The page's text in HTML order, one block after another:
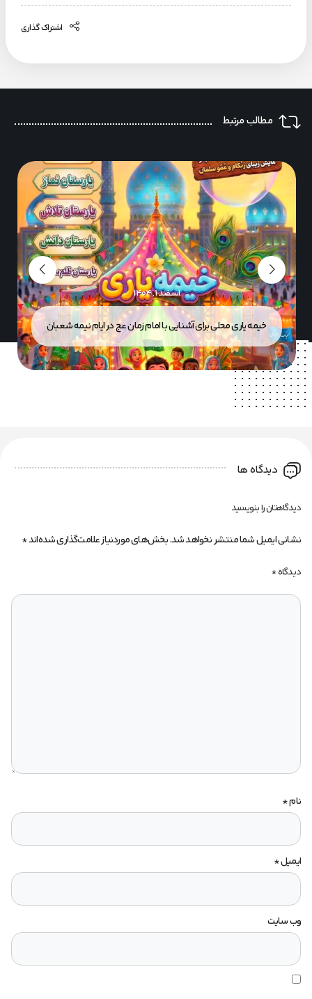
اشتراک گذاری
مطالب مرتبط
اسفند ۱, ۱۴۰۴
خیمه یاری محلی برای آشنایی با امام زمان عج در ایام نیمه شعبان
دیدگاه ها
دیدگاهتان را بنویسید
نشانی ایمیل شما منتشر نخواهد شد.بخش‌های موردنیاز علامت‌گذاری شده‌اند*
دیدگاه*
نام*
ایمیل*
وب‌ سایت